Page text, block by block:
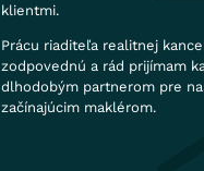
klientmi.
Prácu riaditeľa realitnej
zodpovednú a rád prijímam
dlhodobým partnerom pre
začínajúcim maklérom.